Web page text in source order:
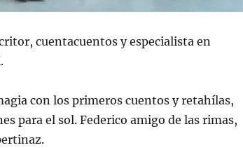
cuentacuentos y especialista en
con los primeros cuentos y retahílas,
para el sol. Federico amigo de las rimas,